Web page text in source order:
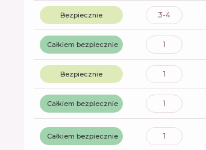
Bezpiecznie 3-4
Całkiem bezpiecznie 1
Bezpiecznie 1
Całkiem bezpiecznie 1
Całkiem bezpiecznie 1